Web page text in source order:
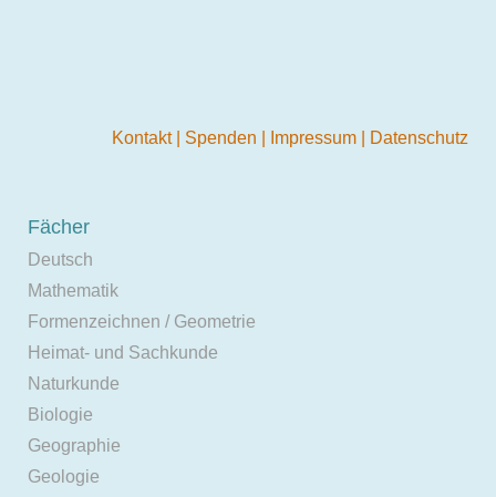
Kontakt Spenden Impressum Datenschutz
Fächer
Deutsch
Mathematik
Formenzeichnen / Geometrie
Heimat- und Sachkunde
Naturkunde
Biologie
Geographie
Geologie